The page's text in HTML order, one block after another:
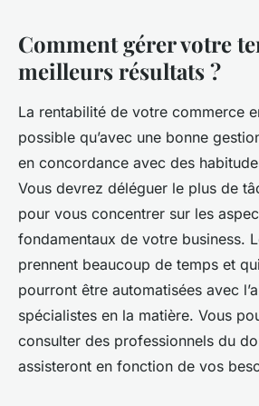
Comment gérer votre
meilleurs résultats ?
La rentabilité de votre commerce
possible qu’avec une bonne
en concordance avec des
Vous devrez déléguer le plus de
pour vous concentrer sur les
fondamentaux de votre business.
prennent beaucoup de temps et
pourront être automatisées avec
spécialistes en la matière. Vous
consulter des professionnels du
assisteront en fonction de vos